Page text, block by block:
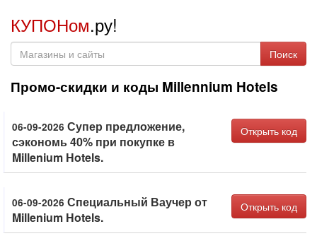
КУПОНом.ру!
Поиск
Промо-скидки и коды Millennium Hotels
06-09-2026 Супер предложение,
сэкономь 40% при покупке в
Millenium Hotels.
Открыть код
06-09-2026 Специальный Ваучер от
Millenium Hotels.
Открыть код